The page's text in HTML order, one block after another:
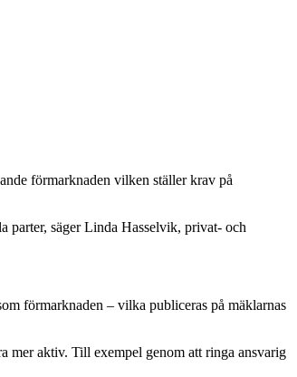
förmarknaden vilken ställer krav på
parter, säger Linda Hasselvik, privat- och
förmarknaden – vilka publiceras på mäklarnas
mer aktiv. Till exempel genom att ringa ansvarig